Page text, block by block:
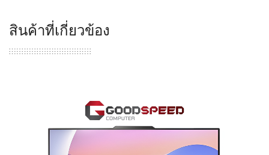
สินค้าที่เกี่ยวข้อง